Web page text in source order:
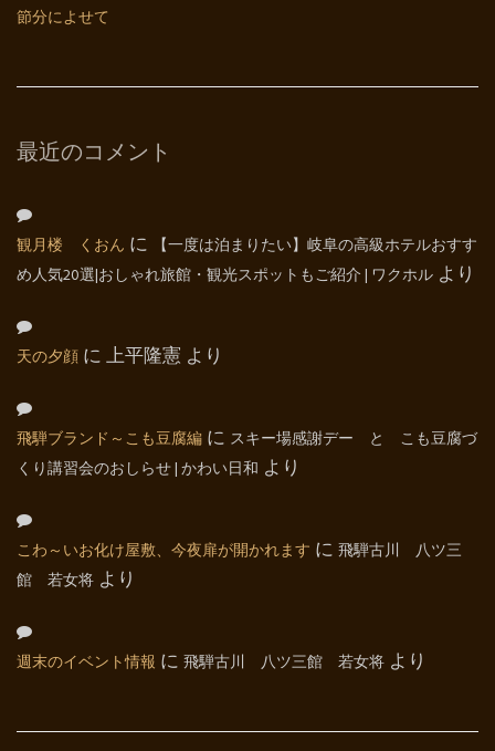
節分によせて
最近のコメント
観月楼 くおん に
【一度は泊まりたい】岐阜の高級ホテルおすす
め人気20選|おしゃれ旅館・観光スポットもご紹介 | ワクホル より
天の夕顔 に 上平隆憲 より
飛騨ブランド～こも豆腐編 に スキー場感謝デー と こも豆腐づ
くり講習会のおしらせ | かわい日和 より
こわ～いお化け屋敷、今夜扉が開かれます に 飛騨古川 八ツ三
館 若女将 より
週末のイベント情報 に 飛騨古川 八ツ三館 若女将 より